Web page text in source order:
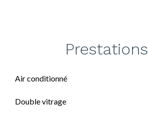
Prestations
Air conditionné
Double vitrage